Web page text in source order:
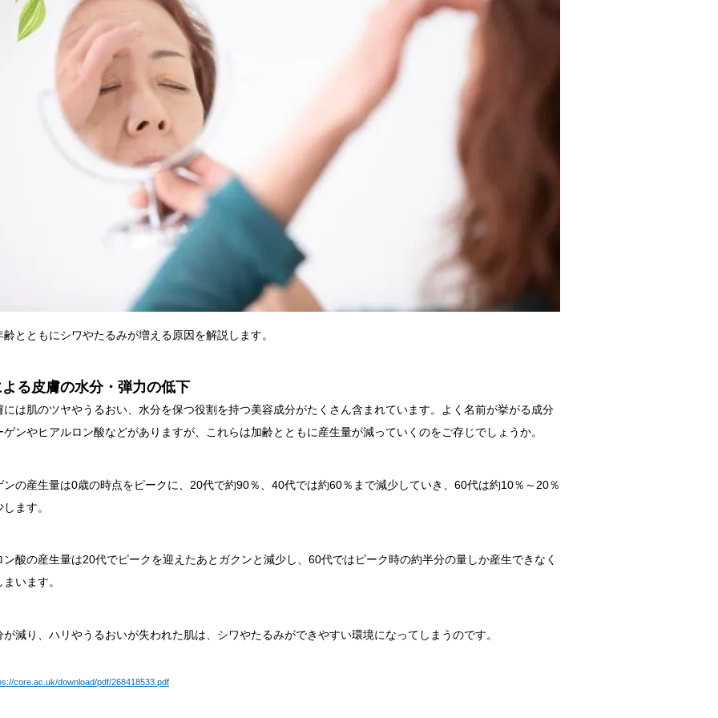
齢とともにシワやたるみが増える原因を解説します。
る皮膚の水分・弾力の低下
には肌のツヤやうるおい、水分を保つ役割を持つ美容成分がたくさん含まれています。よく名前が挙がる成分
ゲンやヒアルロン酸などがありますが、これらは加齢とともに産生量が減っていくのをご存じでしょうか。
ンの産生量は0歳の時点をピークに、20代で約90％、40代では約60％まで減少していき、60代は約10％～20％
ます。
ン酸の産生量は20代でピークを迎えたあとガクンと減少し、60代ではピーク時の約半分の量しか産生できなく
います。
が減り、ハリやうるおいが失われた肌は、シワやたるみができやすい環境になってしまうのです。
core.ac.uk/download/pdf/268418533.pdf